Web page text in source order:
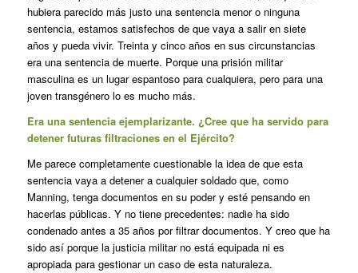
hubiera parecido más justo una sentencia menor o ninguna
sentencia, estamos satisfechos de que vaya a salir en siete
años y pueda vivir. Treinta y cinco años en sus circunstancias
era una sentencia de muerte. Porque una prisión militar
masculina es un lugar espantoso para cualquiera, pero para una
joven transgénero lo es mucho más.
Era una sentencia ejemplarizante. ¿Cree que ha servido para
detener futuras filtraciones en el Ejército?
Me parece completamente cuestionable la idea de que esta
sentencia vaya a detener a cualquier soldado que, como
Manning, tenga documentos en su poder y esté pensando en
hacerlas públicas. Y no tiene precedentes: nadie ha sido
condenado antes a 35 años por filtrar documentos. Y creo que ha
sido así porque la justicia militar no está equipada ni es
apropiada para gestionar un caso de esta naturaleza.